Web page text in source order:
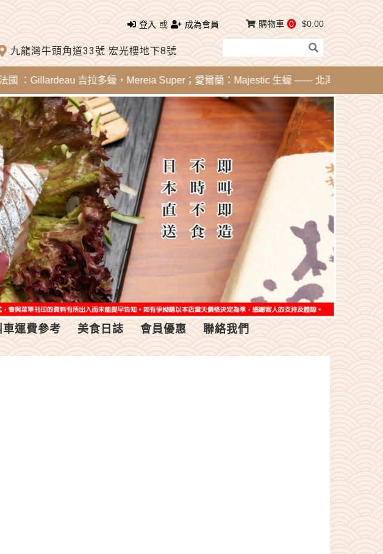
登入 或 成為會員
九龍灣牛頭角道33號 宏光樓地下8號
購物車 0 $0.00
吉拉多蠔，Mereia Super；愛爾蘭：Majestic 生蠔 ------ 北海道刺身 - 活帶子，
運費參考 美食日誌 會員優惠 聯絡我們